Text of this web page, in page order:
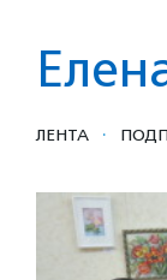
ЛЕНТА ·